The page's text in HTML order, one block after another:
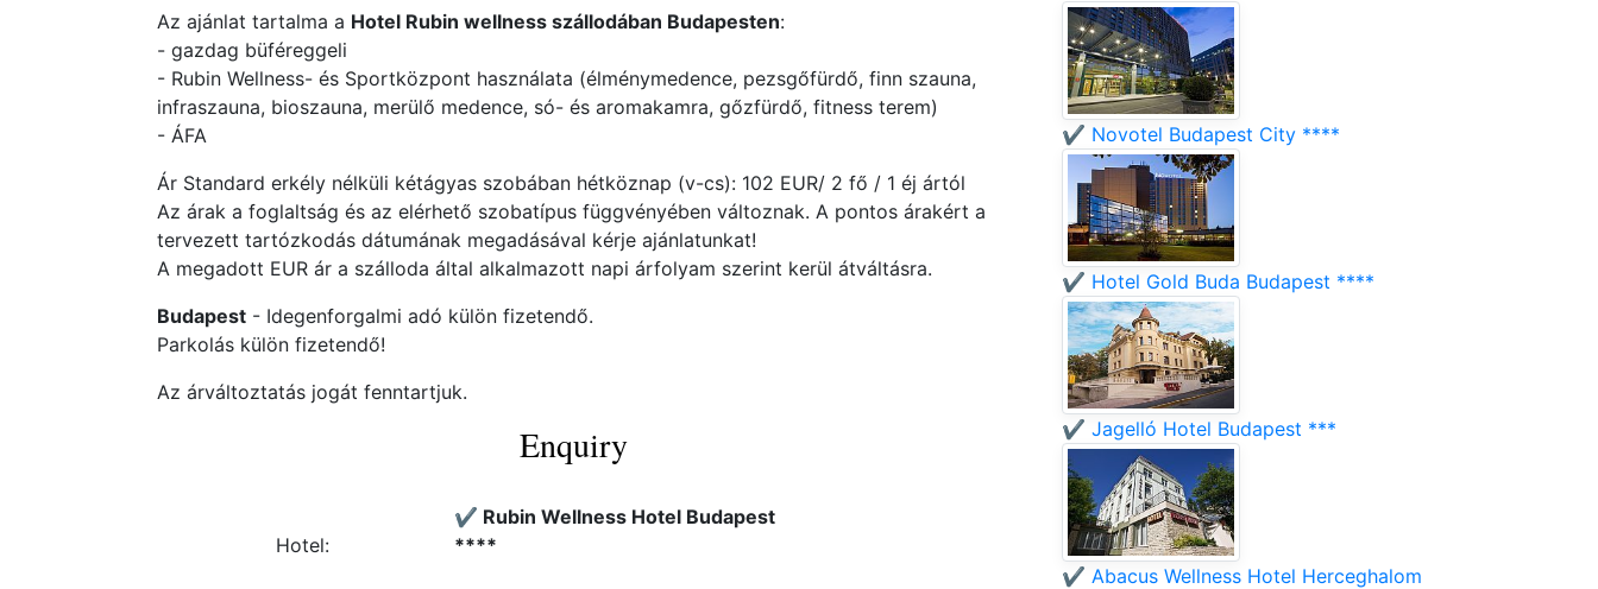
Az ajánlat tartalma a Hotel Rubin wellness szállodában Budapesten:
- gazdag büféreggeli
- Rubin Wellness- és Sportközpont használata (élménymedence, pezsgőfürdő, finn szauna,
infraszauna, bioszauna, merülő medence, só- és aromakamra, gőzfürdő, fitness terem)
- ÁFA
Ár Standard erkély nélküli kétágyas szobában hétköznap (v-cs): 102 EUR/ 2 fő / 1 éj ártól
Az árak a foglaltság és az elérhető szobatípus függvényében változnak. A pontos árakért a
tervezett tartózkodás dátumának megadásával kérje ajánlatunkat!
A megadott EUR ár a szálloda által alkalmazott napi árfolyam szerint kerül átváltásra.
Budapest - Idegenforgalmi adó külön fizetendő.
Parkolás külön fizetendő!
Az árváltoztatás jogát fenntartjuk.
Enquiry
Hotel:
✔️ Rubin Wellness Hotel Budapest
****
✔️ Novotel Budapest City ****
✔️ Hotel Gold Buda Budapest ****
✔️ Jagelló Hotel Budapest ***
✔️ Abacus Wellness Hotel Herceghalom